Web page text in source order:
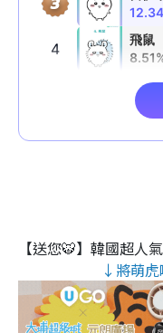
【送您🐯】韓國超人
↓將萌虎